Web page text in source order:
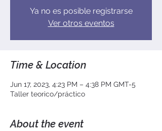
Ya no es posible registrarse
Ver otros eventos
Time & Location
Jun 17, 2023, 4:23 PM – 4:38 PM GMT-5
Taller teorico/práctico
About the event